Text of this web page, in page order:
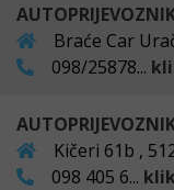
Braće Car
098/25878...
Kičeri 61b ,
098 405 6...